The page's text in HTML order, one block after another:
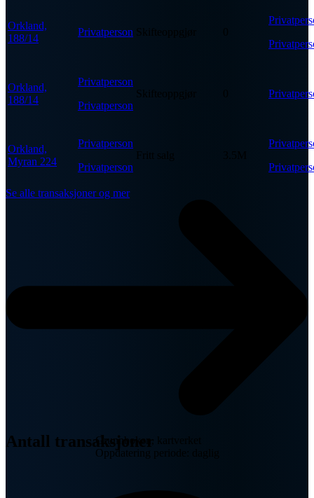
Orkland,
188/14
Privatperson Skifteoppgjør
Orkland,
188/14
Privatperson
Privatperson
Skifteoppgjør
Orkland,
Myran 224
Privatperson
Privatperson
Fritt salg
Se alle transaksjoner og mer
Antall transaksjoner
Grunnboken, kartverket
Oppdatering periode: daglig